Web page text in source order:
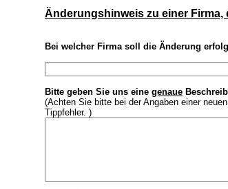
Änderungshinweis zu einer
Bei welcher Firma soll die Änderung
Bitte geben Sie uns eine genaue
(Achten Sie bitte bei der Angaben einer
Tippfehler. )